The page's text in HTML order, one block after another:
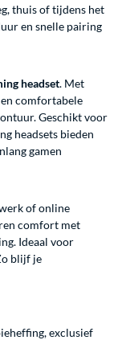
thuis of tijdens het
en snelle pairing
headset. Met
comfortabele
Geschikt voor
headsets bieden
gamen
of online
comfort met
Ideaal voor
blijf je
exclusief